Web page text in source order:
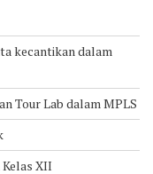
kecantikan dalam
Tour Lab dalam MPLS
XII